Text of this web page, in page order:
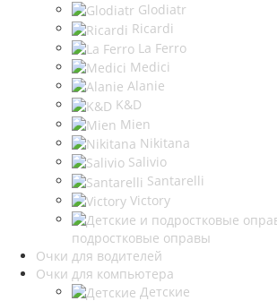
Glodiatr
Ricardi
La Ferro
Medici
Alanie
K&D
Mien
Nikitana
Salivio
Santarelli
Victory
подростковые оправы
Очки для водителей
Очки для компьютера
Детские